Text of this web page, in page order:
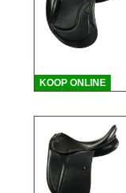
KOOP ONLINE